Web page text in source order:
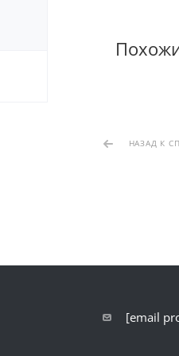
НАЗАД К
[email